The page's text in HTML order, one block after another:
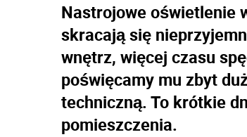
Nastrojowe oświetlenie
skracają się
wnętrz, więcej czasu
poświęcamy mu zbyt
techniczną. To krótkie
pomieszczenia.